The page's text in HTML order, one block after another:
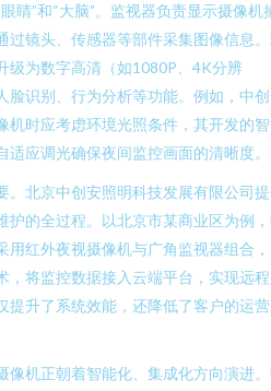
睛”和“大脑”。监视器负责显示摄像机
过镜头、传感器等部件采集图像信息
级为数字高清（如1080P、4K分辨
脸识别、行为分析等功能。例如，中
机时应考虑环境光照条件，其开发的
应调光确保夜间监控画面的清晰度。
。北京中创安照明科技发展有限公司
护的全过程。以北京市某商业区为例
用红外夜视摄像机与广角监视器组合
，将监控数据接入云端平台，实现远
提升了系统效能，还降低了客户的运
像机正朝着智能化、集成化方向演进